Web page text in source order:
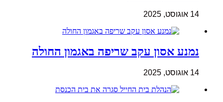
14 אוגוסט, 2025
נמנע אסון עקב שריפה באגמון החולה
14 אוגוסט, 2025